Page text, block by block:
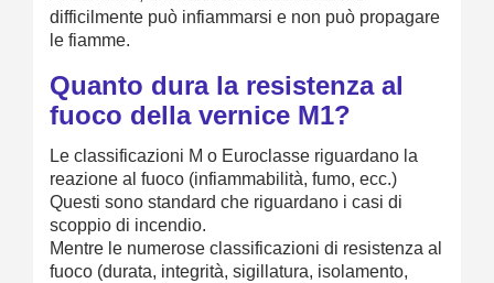
difficilmente può infiammarsi e non può propagare
le fiamme.
Quanto dura la resistenza al
fuoco della vernice M1?
Le classificazioni M o Euroclasse riguardano la
reazione al fuoco (infiammabilità, fumo, ecc.)
Questi sono standard che riguardano i casi di
scoppio di incendio.
Mentre le numerose classificazioni di resistenza al
fuoco (durata, integrità, sigillatura, isolamento,